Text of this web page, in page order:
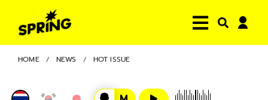
HOME NEWS HOT ISSUE